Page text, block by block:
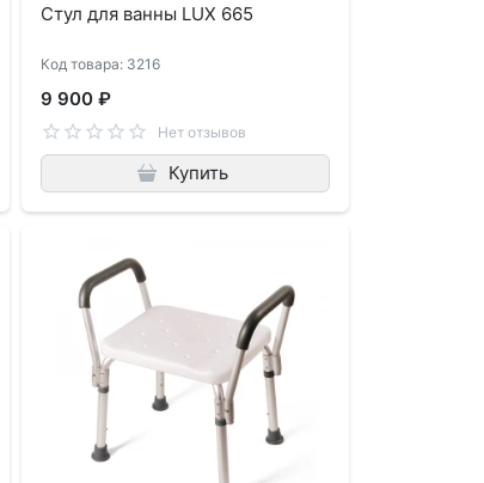
Стул для ванны LUX 665
Код товара: 3216
9 900 ₽
Нет отзывов
Купить